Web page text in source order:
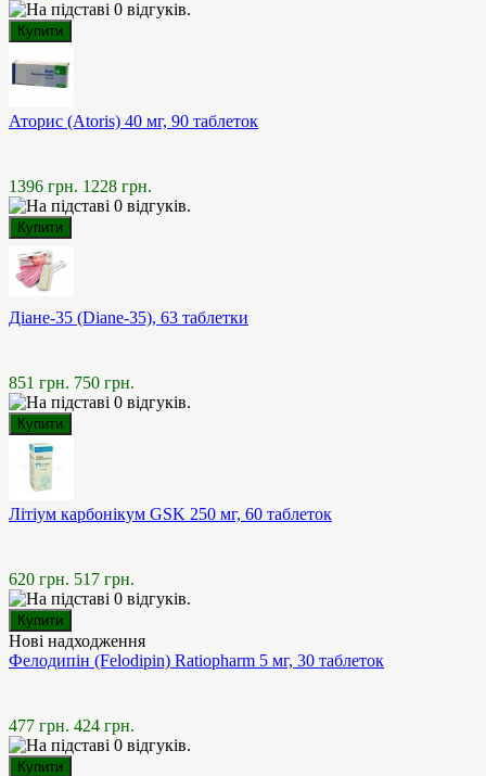
Аторис (Atoris) 40 мг, 90 таблеток
1396 грн. 1228 грн.
Діане-35 (Diane-35), 63 таблетки
851 грн. 750 грн.
Літіум карбонікум GSK 250 мг, 60 таблеток
620 грн. 517 грн.
Нові надходження
Фелодипін (Felodipin) Ratiopharm 5 мг, 30 таблеток
477 грн. 424 грн.